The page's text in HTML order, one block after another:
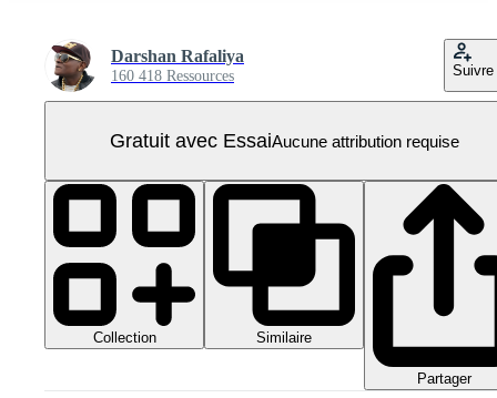
Darshan Rafaliya
160 418 Ressources Suivre
Gratuit avec EssaiAucune attribution requise
Collection Similaire
Partager